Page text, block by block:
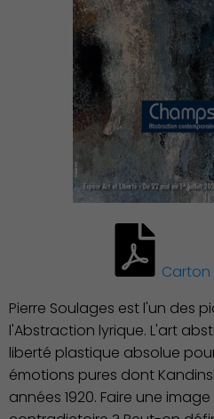
Pierre Soulages est l'un des
l'Abstraction lyrique. L'art
liberté plastique absolue
émotions pures dont
années 1920. Faire une